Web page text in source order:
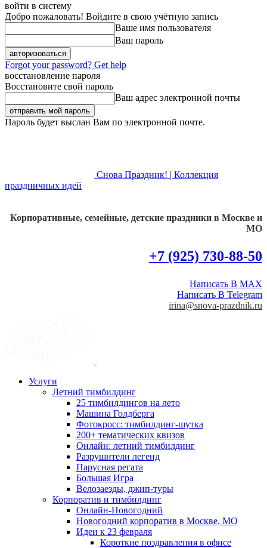
войти в систему
Добро пожаловать! Войдите в свою учётную запись
Ваше имя пользователя
Ваш пароль
Forgot your password? Get help
восстановление пароля
Восстановите свой пароль
Ваш адрес электронной почты
Пароль будет выслан Вам по электронной почте.
Снова Праздник! | Коллекция
праздничных идей
Корпоративные, семейные, детские праздники в Москве и
МО
+7 (925) 730-88-50
Написать В MAX
Написать В Telegram
irina@snova-prazdnik.ru
Услуги
Летний тимбилдинг
25 тимбилдингов на лето
Машина Голдберга
Фотокросс: тимбилдинг-шутка
200+ тематических квизов
Онлайн: летний тимбилдинг
Разрушители легенд
Парусная регата
Большая Игра
Велозаезды, джип-туры
Корпоратив и тимбилдинг
Онлайн-Новогодний
Новогодний корпоратив в Москве, МО
Идеи к 23 февраля
Короткие поздравления в офисе